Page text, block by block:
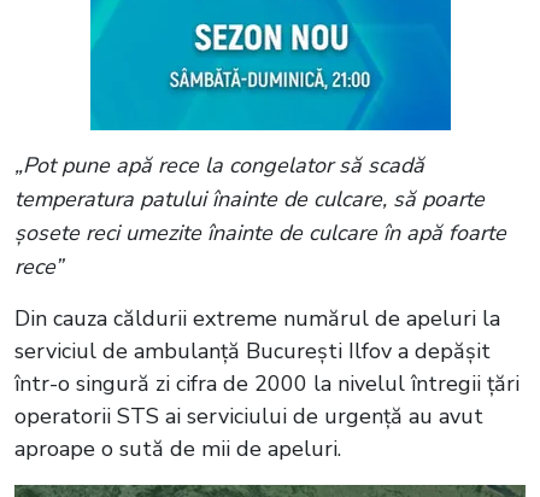
„Pot pune apă rece la congelator să scadă
temperatura patului înainte de culcare, să poarte
șosete reci umezite înainte de culcare în apă foarte
rece”
Din cauza căldurii extreme numărul de apeluri la
serviciul de ambulanță București Ilfov a depășit
într-o singură zi cifra de 2000 la nivelul întregii țări
operatorii STS ai serviciului de urgență au avut
aproape o sută de mii de apeluri.